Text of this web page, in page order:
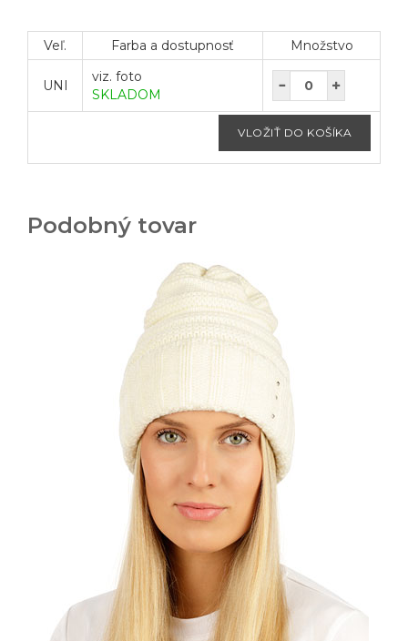
Veľ. Farba a dostupnosť Množstvo
UNI
viz. foto
SKLADOM
Podobný tovar